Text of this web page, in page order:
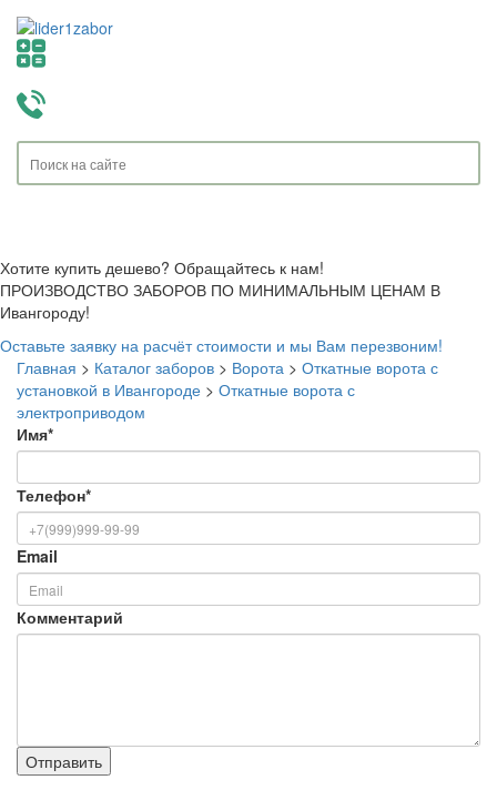
Хотите купить дешево? Обращайтесь к нам!
ПРОИЗВОДСТВО ЗАБОРОВ ПО МИНИМАЛЬНЫМ ЦЕНАМ В
Ивангороду!
Оставьте заявку на расчёт стоимости и мы Вам перезвоним!
Главная > Каталог заборов > Ворота > Откатные ворота с
установкой в Ивангороде > Откатные ворота с
электроприводом
Имя*
Телефон*
Email
Комментарий